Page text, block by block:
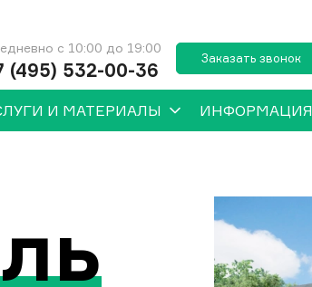
с 10:00 до 19:00
(495) 532-00-36
Заказать звонок
И МАТЕРИАЛЫ ИНФОРМАЦИЯ